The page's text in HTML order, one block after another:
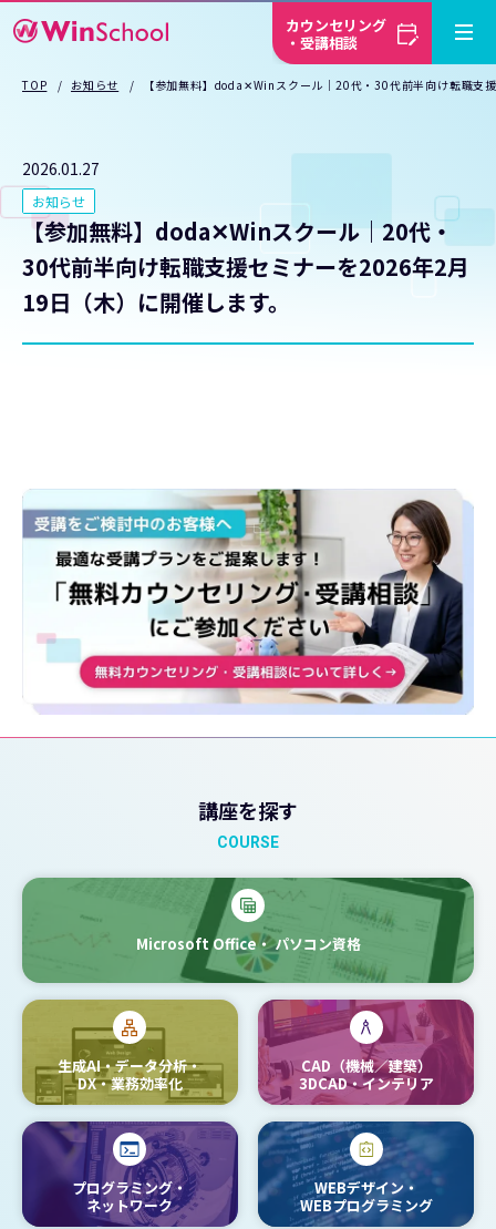
カウンセリング
・受講相談
TOP お知らせ 【参加無料】doda✕Winスクール｜20代・30代前半向け転職支
2026.01.27
お知らせ
【参加無料】doda✕Winスクール｜20代・
30代前半向け転職支援セミナーを2026年2月
19日（木）に開催します。
講座を探す
COURSE
Microsoft Office・パソコン資格
生成AI・データ分析・
DX・業務効率化
CAD（機械／建築）
3DCAD・インテリア
プログラミング・
ネットワーク
WEBデザイン・
WEBプログラミング